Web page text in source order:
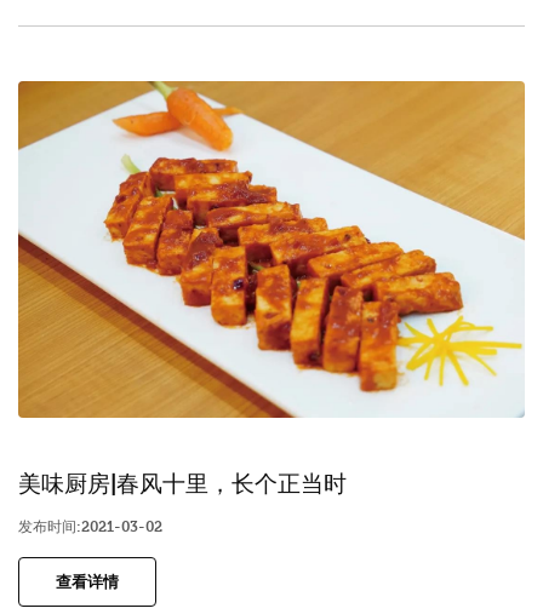
美味厨房|春风十里，长个正当时
发布时间:2021-03-02
查看详情